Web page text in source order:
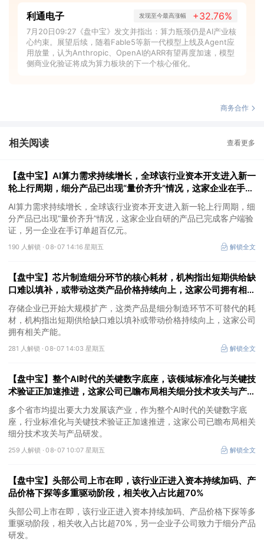
利通电子 发现至今最高涨幅 +32.76%
7月20日09:27《盘中宝》发文并指出：算力瓶颈仍是AI产业核
心约束。展望后续，随着Fable5等新一代模型上线及Agent应
用放量，认为Anthropic、OpenAI的ARR有望再度加速，模型
侧商业化验证将成为算力板块的下一个核心催化。
商务合作
相关阅读 查看更多
【盘中宝】AI算力需求持续增长，全球该行业资本开支进入新一
轮上行周期，细分产品已出现“量价齐升”情况，这家企业在手订
单超百亿元
AI算力需求持续增长，全球该行业资本开支进入新一轮上行周期，细
分产品已出现“量价齐升”情况，这家企业自研的产品已完成客户端验
证，另一企业在手订单超百亿元。
190 人解锁 ·08-07 14:16 星期五 解锁全文
【盘中宝】芯片制造细分环节的核心耗材，机构指出短期供给缺
口难以填补，或带动这类产品价格持续向上，这家公司拥有相关
产能
存储企业已开始大规模扩产，这类产品是细分制造环节不可替代的耗
材，机构指出短期供给缺口难以填补或带动价格持续向上，这家公司
拥有相关产能。
281 人解锁 ·08-07 14:03 星期五 解锁全文
【盘中宝】整个AI时代的关键数字底座，该领域标准化与关键技
术验证正加速推进，这家公司已瞻布局相关细分技术攻关与产品
研发
多个省市均提出要大力发展该产业，作为整个AI时代的关键数字底
座，行业标准化与关键技术验证正加速推进，这家公司已瞻布局相关
细分技术攻关与产品研发。
259 人解锁 ·08-07 10:07 星期五 解锁全文
【盘中宝】头部公司上市在即，该行业正进入资本持续加码、产
品价格下探等多重驱动阶段，相关收入占比超70%
头部公司上市在即，该行业正进入资本持续加码、产品价格下探等多
重驱动阶段，相关收入占比超70%，另一企业子公司致力于细分产品
研发。